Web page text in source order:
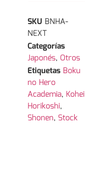
SKU BNHA-
NEXT
Categorías
Japonés, Otros
Etiquetas Boku
no Hero
Academia, Kohei
Horikoshi,
Shonen, Stock